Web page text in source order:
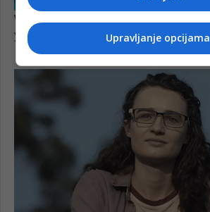
Upravljanje opcijama